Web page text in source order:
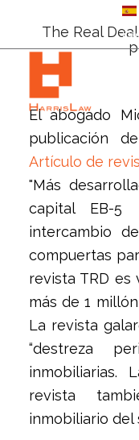
The Real
El abogado
publicación
Artículo de
"Más
capital EB-5
intercambio
compuertas
revista TRD
más de 1
La revista
“destreza
inmobiliarias.
revista
inmobiliario del